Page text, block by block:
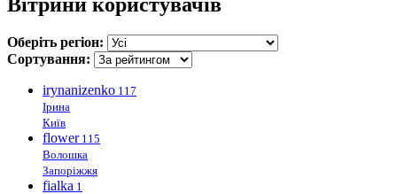
Оберіть регіон:
Сортування:
irynanizenko 117
Ірина
Київ
flower 115
Волошка
Запоріжжя
fialka 1